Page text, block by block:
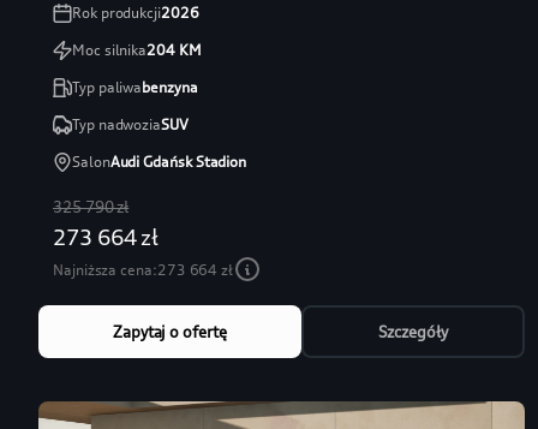
Rok produkcji2026
Moc silnika204KM
Typ paliwabenzyna
Typ nadwoziaSUV
SalonAudi Gdańsk Stadion
325 790 zł
273 664 zł
Najniższa cena:273 664 zł
Zapytaj o ofertę Szczegóły